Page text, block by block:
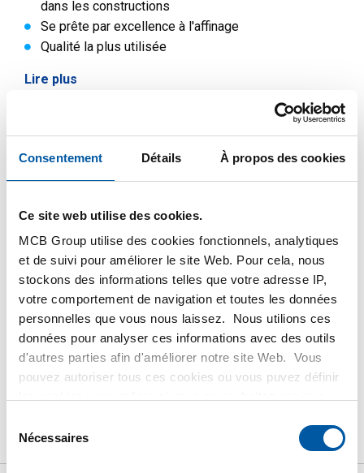
Consentement Détails À propos des cookies
Ce site web utilise des cookies.
MCB Group utilise des cookies fonctionnels, analytiques
et de suivi pour améliorer le site Web. Pour cela, nous
stockons des informations telles que votre adresse IP,
votre comportement de navigation et toutes les données
personnelles que vous nous laissez. Nous utilions ces
données pour analyser ces informations avec des outils
d'autres parties afin d'améliorer notre site Web. Vous
pouvez autoriser tous ces cookies ou vous puvez définir
plus d'informations sur les cookies que nous conservons
et les parties avec lesquelles nous travaillons dans notre
consentement
Nécessaires
dans les constructions
Se prête par excellence à l'affinage
Qualité la plus utilisée
Lire plus
service client.
Commandez avec vos propres numéros d’articles
Calculez avec les prix MCB actuels
Suivez votre commande avec Track&Trace
Téléchargements